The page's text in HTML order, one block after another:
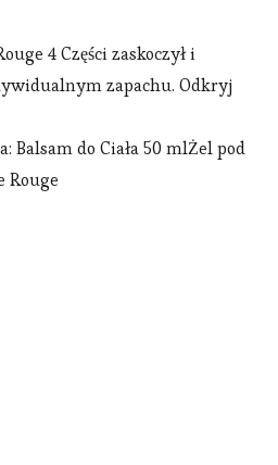
4 Części zaskoczył i
zapachu. Odkryj
Balsam do Ciała 50 mlŻel pod
Rouge